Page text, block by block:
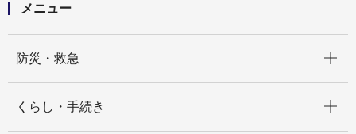
メニュー
防災・救急
くらし・手続き